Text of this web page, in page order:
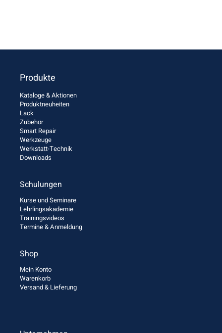
Produkte
Kataloge & Aktionen
Produktneuheiten
Lack
Zubehör
Smart Repair
Werkzeuge
Werkstatt-Technik
Downloads
Schulungen
Kurse und Seminare
Lehrlingsakademie
Trainingsvideos
Termine & Anmeldung
Shop
Mein Konto
Warenkorb
Versand & Lieferung